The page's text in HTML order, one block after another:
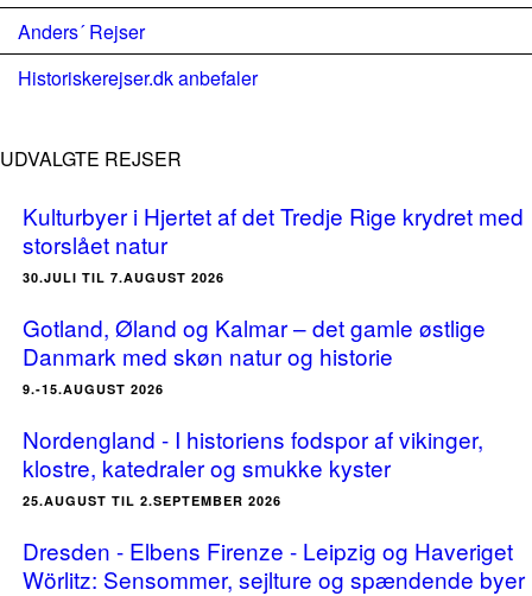
Anders´ Rejser
Historiskerejser.dk anbefaler
UDVALGTE REJSER
Kulturbyer i Hjertet af det Tredje Rige krydret med
storslået natur
30.JULI TIL 7.AUGUST 2026
Gotland, Øland og Kalmar – det gamle østlige
Danmark med skøn natur og historie
9.-15.AUGUST 2026
Nordengland - I historiens fodspor af vikinger,
klostre, katedraler og smukke kyster
25.AUGUST TIL 2.SEPTEMBER 2026
Dresden - Elbens Firenze - Leipzig og Haveriget
Wörlitz: Sensommer, sejlture og spændende byer